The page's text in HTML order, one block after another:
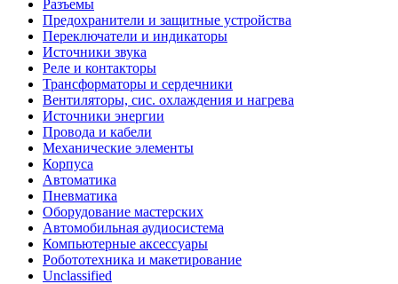
Разъeмы
Предохранители и защитные устройства
Переключатели и индикаторы
Источники звука
Реле и контакторы
Трансформаторы и сердечники
Вентиляторы, сис. охлаждения и нагрева
Источники энергии
Провода и кабели
Механические элементы
Корпуса
Автоматика
Пневматика
Оборудование мастерских
Автомобильная аудиосистема
Компьютерные аксессуары
Робототехника и макетирование
Unclassified